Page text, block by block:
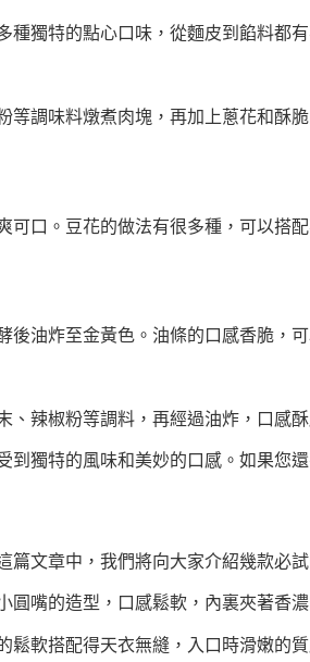
獨特的點心口味，從麵皮到餡料都
調味料燉煮肉塊，再加上蔥花和酥
口。豆花的做法有很多種，可以搭
油炸至金黃色。油條的口感香脆，
辣椒粉等調料，再經過油炸，口感
獨特的風味和美妙的口感。如果您
文章中，我們將向大家介紹幾款必
嘴的造型，口感鬆軟，內裏夾著香
軟搭配得天衣無縫，入口時滑嫩的